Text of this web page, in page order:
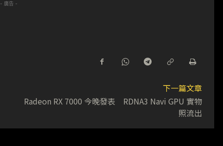
- 廣告 -
下一篇文章
Radeon RX 7000 今晚發表 RDNA3 Navi GPU 實物
照流出